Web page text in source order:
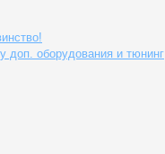
доп. оборудования и тюнинг